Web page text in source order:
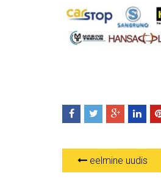
eelmine uudis